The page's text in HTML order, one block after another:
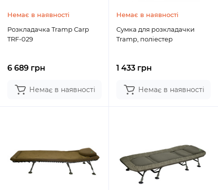
Немає в наявності
Розкладачка Tramp Carp
TRF-029
6 689 грн
Немає в наявності
Немає в наявності
Сумка для розкладачки
Tramp, поліестер
1 433 грн
Немає в наявності